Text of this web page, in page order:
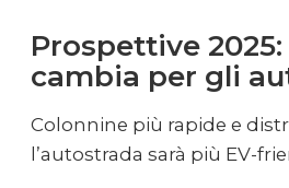
Prospettive 2025:
cambia per gli
Colonnine più rapide e
l’autostrada sarà più EV-